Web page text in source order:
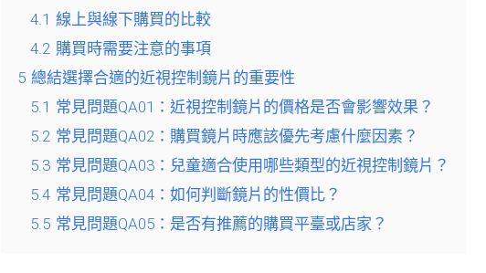
4.1 線上與線下購買的比較
4.2 購買時需要注意的事項
5 總結選擇合適的近視控制鏡片的重要性
5.1 常見問題QA01：近視控制鏡片的價格是否會影響效果？
5.2 常見問題QA02：購買鏡片時應該優先考慮什麼因素？
5.3 常見問題QA03：兒童適合使用哪些類型的近視控制鏡片？
5.4 常見問題QA04：如何判斷鏡片的性價比？
5.5 常見問題QA05：是否有推薦的購買平臺或店家？